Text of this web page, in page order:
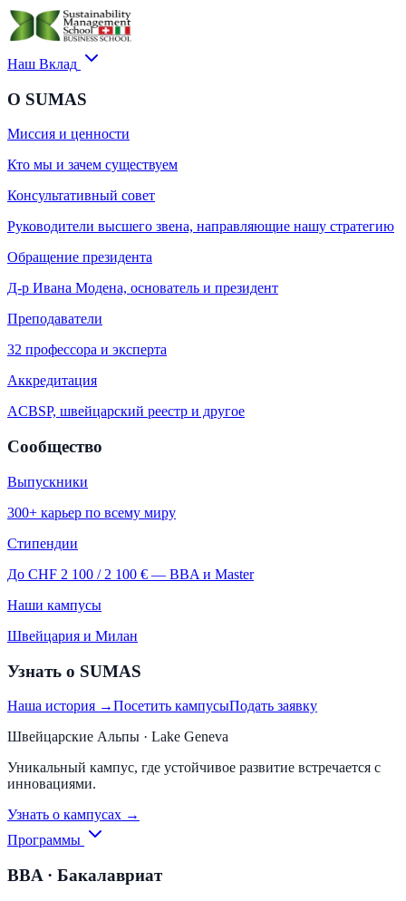
Наш Вклад
О SUMAS
Миссия и ценности
Кто мы и зачем существуем
Консультативный совет
Руководители высшего звена, направляющие нашу стратегию
Обращение президента
Д-р Ивана Модена, основатель и президент
Преподаватели
32 профессора и эксперта
Аккредитация
ACBSP, швейцарский реестр и другое
Сообщество
Выпускники
300+ карьер по всему миру
Стипендии
До CHF 2 100 / 2 100 € — BBA и Master
Наши кампусы
Швейцария и Милан
Узнать о SUMAS
Наша история →Посетить кампусыПодать заявку
Швейцарские Альпы · Lake Geneva
Уникальный кампус, где устойчивое развитие встречается с
инновациями.
Узнать о кампусах →
Программы
BBA · Бакалавриат